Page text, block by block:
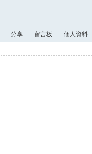
分享 留言板 個人資料